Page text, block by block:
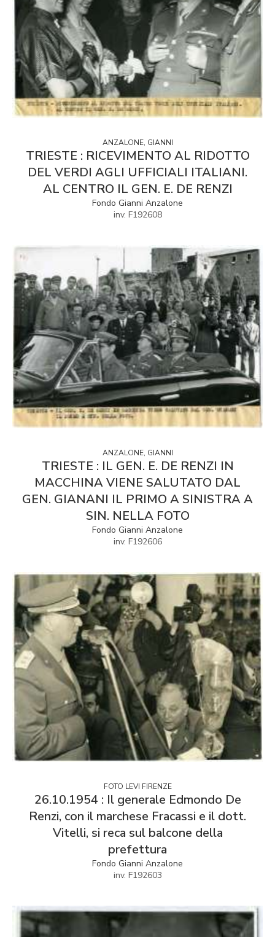
ANZALONE, GIANNI
TRIESTE : RICEVIMENTO AL RIDOTTO
DEL VERDI AGLI UFFICIALI ITALIANI.
AL CENTRO IL GEN. E. DE RENZI
Fondo Gianni Anzalone
inv. F192608
ANZALONE, GIANNI
TRIESTE : IL GEN. E. DE RENZI IN
MACCHINA VIENE SALUTATO DAL
GEN. GIANANI IL PRIMO A SINISTRA A
SIN. NELLA FOTO
Fondo Gianni Anzalone
inv. F192606
FOTO LEVI FIRENZE
26.10.1954 : Il generale Edmondo De
Renzi, con il marchese Fracassi e il dott.
Vitelli, si reca sul balcone della
prefettura
Fondo Gianni Anzalone
inv. F192603